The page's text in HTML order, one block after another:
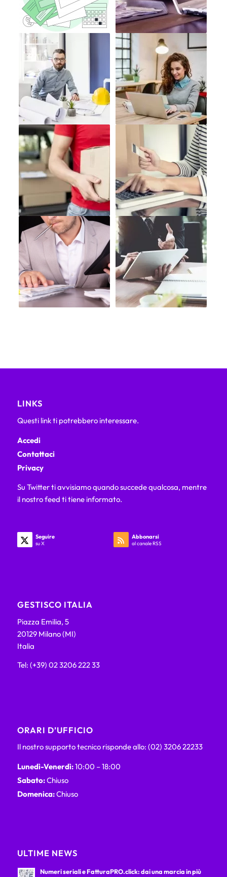
LINKS
Questi link ti potrebbero interessare.
Accedi
Contattaci
Privacy
Su Twitter ti avvisiamo quando succede qualcosa, mentre
il nostro feed ti tiene informato.
Seguire
su X
Abbonarsi
al canale RSS
GESTISCO ITALIA
Piazza Emilia, 5
20129 Milano (MI)
Italia
Tel: (+39) 02 3206 222 33
ORARI D’UFFICIO
Il nostro supporto tecnico risponde allo: (02) 3206 22233
Lunedì-Venerdì:10:00 – 18:00
Sabato:Chiuso
Domenica:Chiuso
ULTIME NEWS
Numeri seriali e FatturaPRO.click: dai una marcia in più